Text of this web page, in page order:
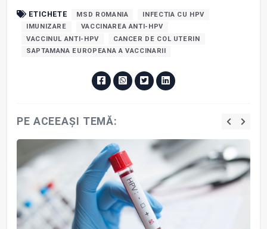
ETICHETE MSD ROMANIA
INFECTIA CU HPV
IMUNIZARE
VACCINAREA ANTI-HPV
VACCINUL ANTI-HPV
CANCER DE COL UTERIN
SAPTAMANA EUROPEANA A VACCINARII
PE ACEEAȘI TEMĂ: